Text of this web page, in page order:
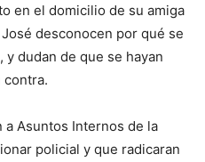
en el domicilio de su amiga
desconocen por qué se
y dudan de que se hayan
contra.
a Asuntos Internos de la
policial y que radicaran